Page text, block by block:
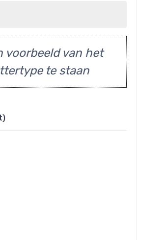
voorbeeld van het
te staan